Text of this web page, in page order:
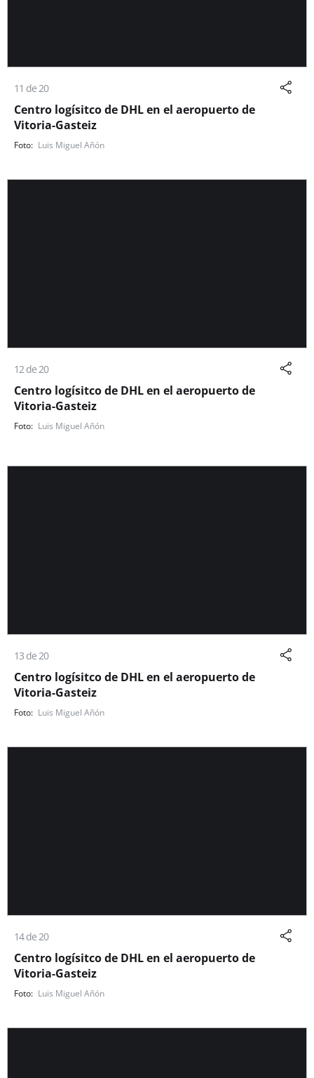
11 de 20
Centro logísitco de DHL en el aeropuerto de
Vitoria-Gasteiz
Luis Miguel Añón
12 de 20
Centro logísitco de DHL en el aeropuerto de
Vitoria-Gasteiz
Luis Miguel Añón
13 de 20
Centro logísitco de DHL en el aeropuerto de
Vitoria-Gasteiz
Luis Miguel Añón
14 de 20
Centro logísitco de DHL en el aeropuerto de
Vitoria-Gasteiz
Luis Miguel Añón